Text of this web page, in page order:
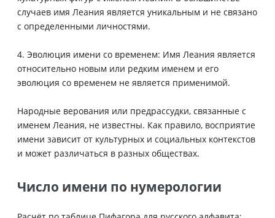
случаев имя Леания является уникальным и не связано
с определенными личностями.
4. Эволюция имени со временем: Имя Леания является
относительно новым или редким именем и его
эволюция со временем не является применимой.
Народные верования или предрассудки, связанные с
именем Леания, не известны. Как правило, восприятие
имени зависит от культурных и социальных контекстов
и может различаться в разных обществах.
Число имени по нумерологии